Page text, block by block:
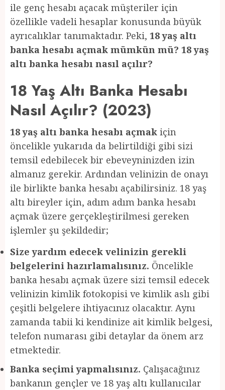
ile genç hesabı açacak müşteriler için
özellikle vadeli hesaplar konusunda büyük
ayrıcalıklar tanımaktadır. Peki, 18 yaş altı
banka hesabı açmak mümkün mü? 18 yaş
altı banka hesabı nasıl açılır?
18 Yaş Altı Banka Hesabı
Nasıl Açılır? (2023)
18 yaş altı banka hesabı açmak için
öncelikle yukarıda da belirtildiği gibi sizi
temsil edebilecek bir ebeveyninizden izin
almanız gerekir. Ardından velinizin de onayı
ile birlikte banka hesabı açabilirsiniz. 18 yaş
altı bireyler için, adım adım banka hesabı
açmak üzere gerçekleştirilmesi gereken
işlemler şu şekildedir;
Size yardım edecek velinizin gerekli
belgelerini hazırlamalısınız. Öncelikle
banka hesabı açmak üzere sizi temsil edecek
velinizin kimlik fotokopisi ve kimlik aslı gibi
çeşitli belgelere ihtiyacınız olacaktır. Aynı
zamanda tabii ki kendinize ait kimlik belgesi,
telefon numarası gibi detaylar da önem arz
etmektedir.
Banka seçimi yapmalısınız. Çalışacağınız
bankanın gençler ve 18 yaş altı kullanıcılar